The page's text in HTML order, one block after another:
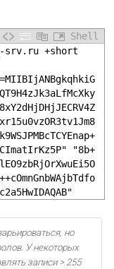
Shell
srv.ru +short
"8b+
но
У некоторых
записи > 255